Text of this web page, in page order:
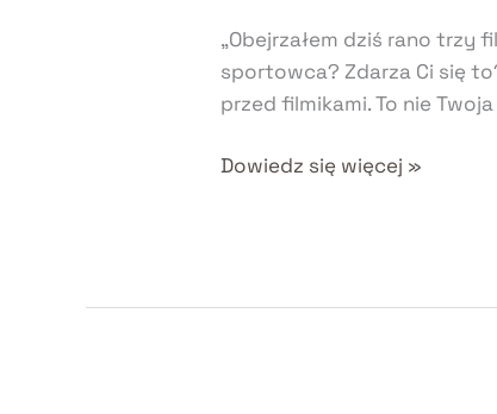
„Obejrzałem dziś rano trzy
sportowca? Zdarza Ci się
przed filmikami. To nie
3
techniki,
które
działają
Dowiedz się więcej »